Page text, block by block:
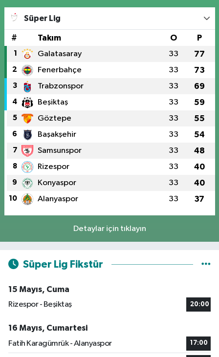
Süper Lig
# Takım O P
1 Galatasaray 33 77
2 Fenerbahçe 33 73
3 Trabzonspor 33 69
4 Beşiktaş 33 59
5 Göztepe 33 55
6 Başakşehir 33 54
7 Samsunspor 33 48
8 Rizespor 33 40
9 Konyaspor 33 40
10 Alanyaspor 33 37
Detaylar için tıklayın
Süper Lig Fikstür
15 Mayıs, Cuma
Rizespor - Beşiktaş
20:00
16 Mayıs, Cumartesi
Fatih Karagümrük - Alanyaspor
17:00